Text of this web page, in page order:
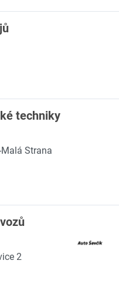
techniky
Strana
2